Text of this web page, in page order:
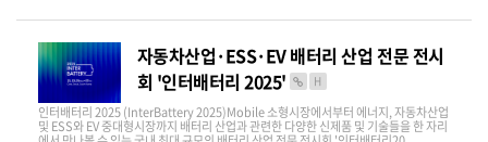
자동차산업·ESS·EV 배터리 산업 전문 전시
회 '인터배터리 2025'
H
인터배터리 2025 (InterBattery 2025)Mobile 소형시장에서부터 에너지, 자동차산업
및 ESS와 EV 중대형시장까지 배터리 산업과 관련한 다양한 신제품 및 기술들을 한 자리